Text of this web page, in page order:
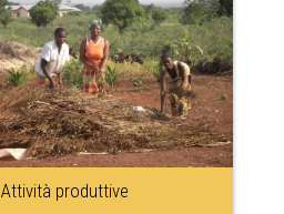
Attività produttive